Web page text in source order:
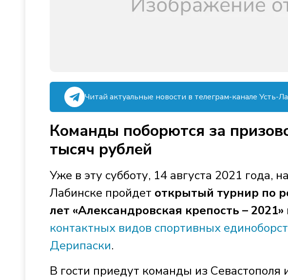
Читай актуальные новости в телеграм-канале Усть-
Команды поборются за
тысяч рублей
Уже в эту субботу, 14 августа 2021 года,
Лабинске пройдет открытый турнир по
лет «Александровская крепость – 2021»
контактных видов спортивных
Дерипаски.
В гости приедут команды из